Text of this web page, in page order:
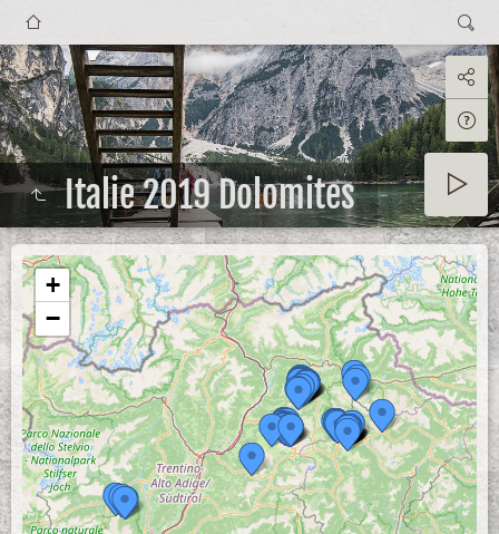
Italie 2019 Dolomites
+
−